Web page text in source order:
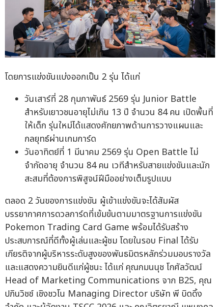
โดยการแข่งขันแบ่งออกเป็น 2 รุ่น ได้แก่
วันเสาร์ที่ 28 กุมภาพันธ์ 2569 รุ่น Junior Battle
สำหรับเยาวชนอายุไม่เกิน 13 ปี จำนวน 84 คน เปิดพื้นที่
ให้เด็ก รุ่นใหม่ได้แสดงศักยภาพด้านการวางแผนและ
กลยุทธ์ผ่านเกมการ์ด
วันอาทิตย์ที่ 1 มีนาคม 2569 รุ่น Open Battle ไม่
จำกัดอายุ จำนวน 84 คน เวทีสำหรับสายแข่งขันและนัก
สะสมที่ต้องการพิสูจน์ฝีมืออย่างเต็มรูปแบบ
ตลอด 2 วันของการแข่งขัน ผู้เข้าแข่งขันจะได้สัมผัส
บรรยากาศการดวลการ์ดที่เข้มข้นตามมาตรฐานการแข่งขัน
Pokemon Trading Card Game พร้อมได้รับสร้าง
ประสบการณ์ที่ดีทั้งผู้เล่นและผู้ชม โดยในรอบ Final ได้รับ
เกียรติจากผู้บริหารระดับสูงของพันธมิตรหลักร่วมมอบรางวัล
และแสดงความยินดีแก่ผู้ชนะ ได้แก่ คุณกมนนุช โกศัลวัฒน์
Head of Marketing Communications จาก B2S, คุณ
ปภินวิชช์ เชิงชวโน Managing Director บริษัท พี บิดดิ้ง